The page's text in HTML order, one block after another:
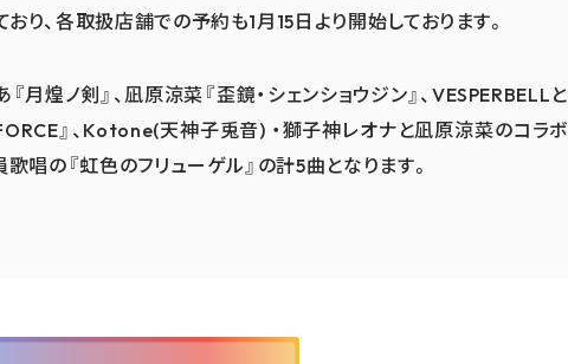
り、各取扱店舗での予約も1月15日より開始しております。
煌ノ剣』、凪原涼菜『歪鏡・シェンショウジン』、VESPERBELLと
』、Kotone(天神子兎音) ・獅子神レオナと凪原涼菜のコラボ
唱の『虹色のフリューゲル』の計5曲となります。